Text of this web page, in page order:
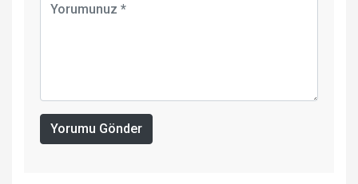
Yorumu Gönder